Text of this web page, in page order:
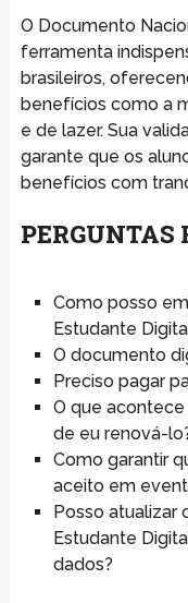
O Documento
ferramenta
brasileiros,
benefícios como a
e de lazer. Sua
garante que os
benefícios com
PERGUNTAS
Como posso
Estudante
O documento
Preciso pagar
O que
de eu renová-
Como garantir
aceito em
Posso atualizar
Estudante
dados?